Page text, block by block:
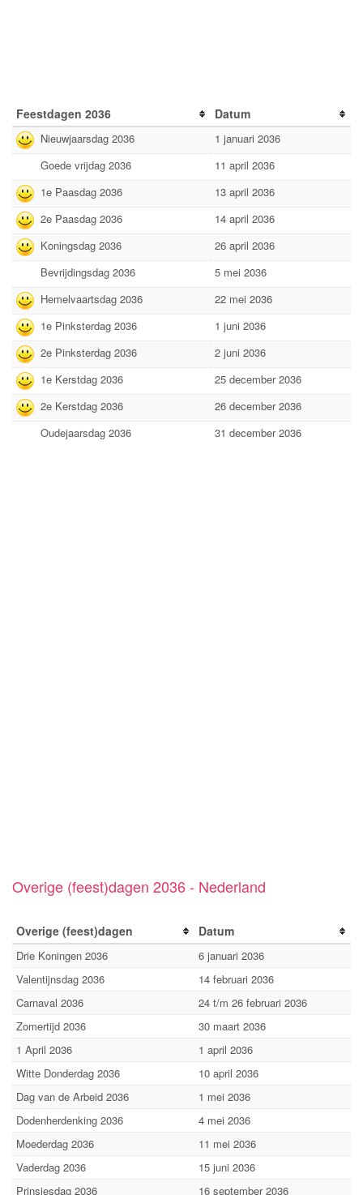
Feestdagen 2036 Datum
Nieuwjaarsdag 2036
1 januari 2036
Goede vrijdag 2036
11 april 2036
1e Paasdag 2036
13 april 2036
2e Paasdag 2036
14 april 2036
Koningsdag 2036
26 april 2036
Bevrijdingsdag 2036
5 mei 2036
Hemelvaartsdag 2036
22 mei 2036
1e Pinksterdag 2036
1 juni 2036
2e Pinksterdag 2036
2 juni 2036
1e Kerstdag 2036
25 december 2036
2e Kerstdag 2036
26 december 2036
Oudejaarsdag 2036
31 december 2036
Overige (feest)dagen 2036 - Nederland
Overige (feest)dagen Datum
Drie Koningen 2036
6 januari 2036
Valentijnsdag 2036
14 februari 2036
Carnaval 2036
24 t/m 26 februari 2036
Zomertijd 2036
30 maart 2036
1 April 2036
1 april 2036
Witte Donderdag 2036
10 april 2036
Dag van de Arbeid 2036
1 mei 2036
Dodenherdenking 2036
4 mei 2036
Moederdag 2036
11 mei 2036
Vaderdag 2036
15 juni 2036
Prinsjesdag 2036
16 september 2036